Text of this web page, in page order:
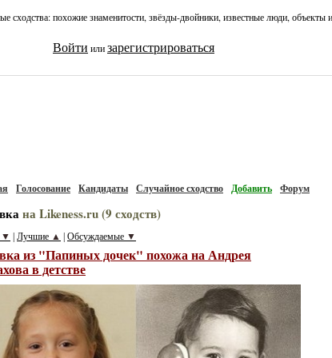
сходства: похожие знаменитости, звёзды-двойники, известные люди, объекты
Войти или зарегистрироваться
Голосование Кандидаты Случайное сходство Добавить Форум
на Likeness.ru (9 сходств)
▼ Лучшие ▲ Обсуждаемые ▼
из "Папиных дочек" похожа на Андрея
в детстве